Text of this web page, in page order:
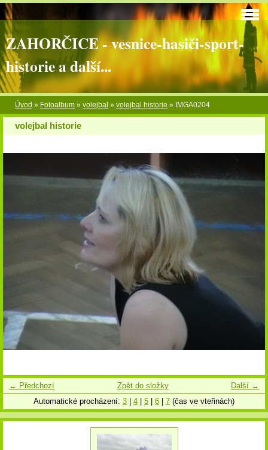
ZAHORČICE - vesnice-hasiči-sport-
historie a další...
Úvod » Fotoalbum » volejbal » volejbal historie » IMGA0204
volejbal historie
← Předchozí Další →
Zpět do složky
Automatické procházení: 3 4 5 6 7 (čas ve vteřinách)